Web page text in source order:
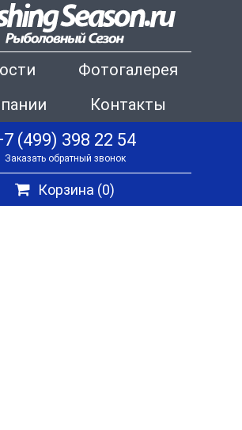
Фотогалерея
Контакты
(499) 398 22 54
Заказать обратный звонок
Корзина (0)